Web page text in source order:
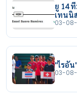
ยู 14
เทนนิ
03-
"ไรอั
03-